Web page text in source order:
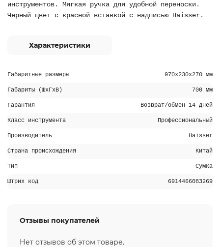
инструментов. Мягкая ручка для удобной переноски.
Черный цвет с красной вставкой с надписью Haisser.
Характеристики
Габаритные размеры 970х230х270 мм
Габариты (ШхГхВ) 700 мм
Гарантия Возврат/обмен 14 дней
Класс инструмента Профессиональный
Производитель Haisser
Страна происхождения Китай
Тип Сумка
Штрих код 6914466083269
Отзывы покупателей
Нет отзывов об этом товаре.